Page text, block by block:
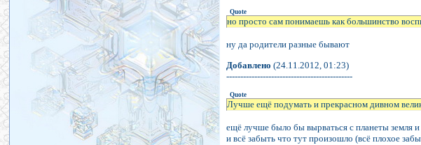
Quote
но просто сам понимаешь как большинство
ну да родители разные бывают
Добавлено (24.11.2012, 01:23)
---------------------------------------------
Quote
Лучше ещё подумать и прекрасном дивном
ещё лучше было бы вырваться с планеты земля и
и всё забыть что тут произошло (всё плохое